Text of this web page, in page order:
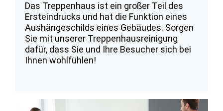
Das Treppenhaus ist ein großer Teil des
Ersteindrucks und hat die Funktion eines
Aushängeschilds eines Gebäudes. Sorgen
Sie mit unserer Treppenhausreinigung
dafür, dass Sie und Ihre Besucher sich bei
Ihnen wohlfühlen!